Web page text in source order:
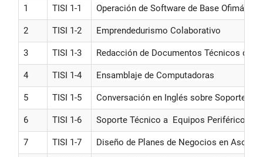
1 TISI 1-1 Operación de Software de Base Ofimática
2 TISI 1-2 Emprendedurismo Colaborativo
3 TISI 1-3 Redacción de Documentos Técnicos del
4 TISI 1-4 Ensamblaje de Computadoras
5 TISI 1-5 Conversación en Inglés sobre Soporte
6 TISI 1-6 Soporte Técnico a Equipos Periféricos
7 TISI 1-7 Diseño de Planes de Negocios en